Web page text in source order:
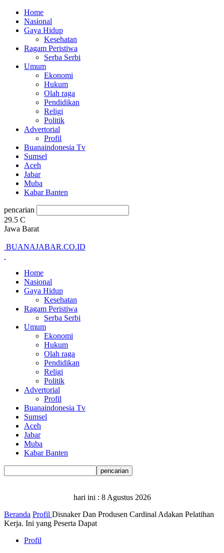
Home
Nasional
Gaya Hidup
Kesehatan
Ragam Peristiwa
Serba Serbi
Umum
Ekonomi
Hukum
Olah raga
Pendidikan
Religi
Politik
Advertorial
Profil
Buanaindonesia Tv
Sumsel
Aceh
Jabar
Muba
Kabar Banten
pencarian
29.5 C
Jawa Barat
BUANAJABAR.CO.ID
Home
Nasional
Gaya Hidup
Kesehatan
Ragam Peristiwa
Serba Serbi
Umum
Ekonomi
Hukum
Olah raga
Pendidikan
Religi
Politik
Advertorial
Profil
Buanaindonesia Tv
Sumsel
Aceh
Jabar
Muba
Kabar Banten
hari ini : 8 Agustus 2026
Beranda Profil Disnaker Dan Produsen Cardinal Adakan Pelatihan
Kerja. Ini yang Peserta Dapat
Profil